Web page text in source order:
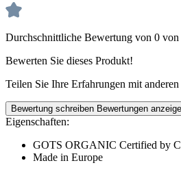
Durchschnittliche Bewertung von 0 von
Bewerten Sie dieses Produkt!
Teilen Sie Ihre Erfahrungen mit
Bewertung schreiben Bewertungen
Eigenschaften:
GOTS ORGANIC Certified by
Made in Europe